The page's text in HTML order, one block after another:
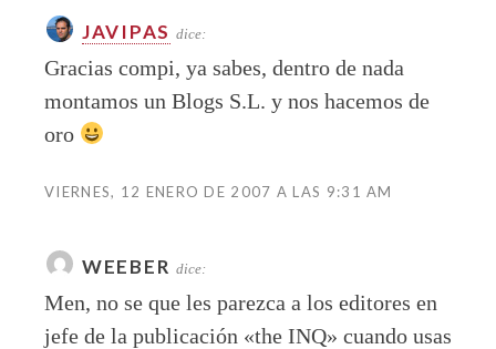
JAVIPAS dice:
Gracias compi, ya sabes, dentro de nada
montamos un Blogs S.L. y nos hacemos de
oro
VIERNES, 12 ENERO DE 2007 A LAS 9:31 AM
WEEBER dice:
Men, no se que les parezca a los editores en
jefe de la publicación «the INQ» cuando usas